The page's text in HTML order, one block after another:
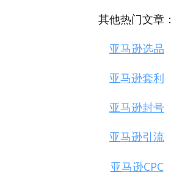
其他热门文章：
亚马逊选品
亚马逊套利
亚马逊封号
亚马逊引流
亚马逊CPC